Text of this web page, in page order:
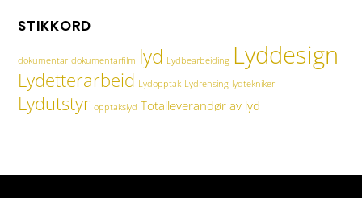
STIKKORD
dokumentar dokumentarfilm lyd Lydbearbeiding Lyddesign
Lydetterarbeid Lydopptak Lydrensing lydtekniker
Lydutstyr opptakslyd Totalleverandør av lyd